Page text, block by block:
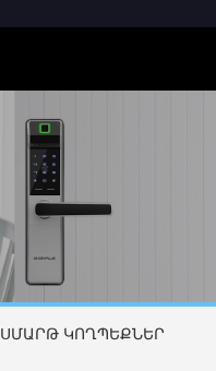
ՍՄԱՐԹ ԿՈՂՊԵՔՆԵՐ